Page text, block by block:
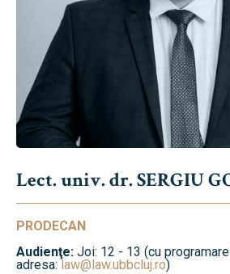
Lect. univ. dr. SERGIU
PRODECAN
Audienţe: Joi: 12 - 13 (cu
adresa:law@law.ubbcluj.ro)